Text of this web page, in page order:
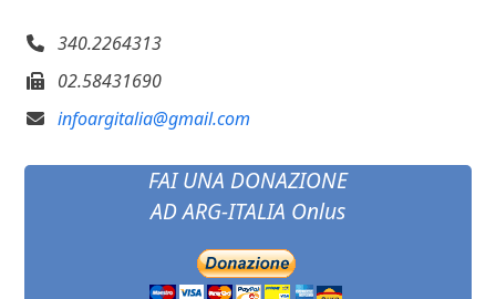
340.2264313
02.58431690
infoargitalia@gmail.com
FAI UNA DONAZIONE
AD ARG-ITALIA Onlus